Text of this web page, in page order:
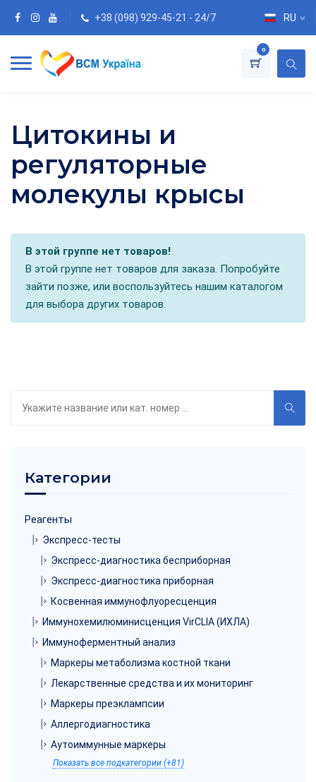
+38 (098) 929-45-21 - 24/7 RU
0
Цитокины и
регуляторные
молекулы крысы
В этой группе нет товаров!
В этой группе нет товаров для заказа. Попробуйте
зайти позже, или воспользуйтесь нашим каталогом
для выбора других товаров.
Категории
Реагенты
Экспресс-тесты
Экспресс-диагностика бесприборная
Экспресс-диагностика приборная
Косвенная иммунофлуоресценция
Иммунохемилюминисценция VirCLIA (ИХЛА)
Иммуноферментный анализ
Маркеры метаболизма костной ткани
Лекарственные средства и их мониторинг
Маркеры преэклампсии
Аллергодиагностика
Аутоиммунные маркеры
Показать все подкатегории (+81)